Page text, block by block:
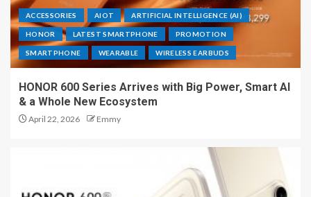
ACCESSORIES AIOT ARTIFICIAL INTELLIGENCE (AI)
HONOR LATEST SMARTPHONE PROMOTION
SMARTPHONE WEARABLE WIRELESS EARBUDS
HONOR 600 Series Arrives with Big Power, Smart AI
& a Whole New Ecosystem
April 22, 2026 Emmy